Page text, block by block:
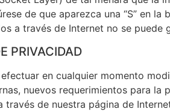
de que aparezca una “S” en
a través de Internet no se
PRIVACIDAD
en cualquier momento
nuevos requerimientos para
de nuestra página de